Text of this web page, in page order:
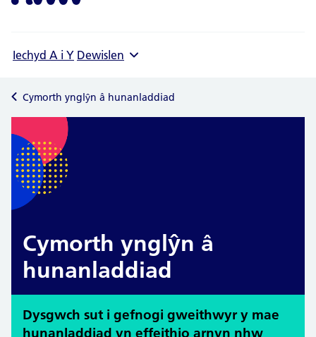
Iechyd A i Y Dewislen
Cymorth ynglŷn â hunanladdiad
Cymorth ynglŷn â
hunanladdiad
Dysgwch sut i gefnogi gweithwyr y mae
hunanladdiad yn effeithio arnyn nhw